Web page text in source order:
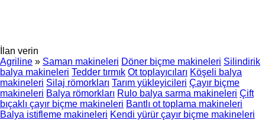
İlan verin
Agriline » Saman makineleri Döner biçme makineleri Silindirik
balya makineleri Tedder tırmık Ot toplayıcıları Köşeli balya
makineleri Silaj römorkları Tarım yükleyicileri Çayır biçme
makineleri Balya römorkları Rulo balya sarma makineleri Çift
bıçaklı çayır biçme makineleri Bantlı ot toplama makineleri
Balya istifleme makineleri Kendi yürür çayır biçme makineleri